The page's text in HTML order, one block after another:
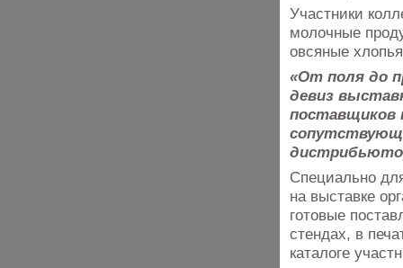
Участники
молочные
овсяные
«От поля до
девиз
поставщиков
Специально
на выставке
готовые
стендах, в
каталоге